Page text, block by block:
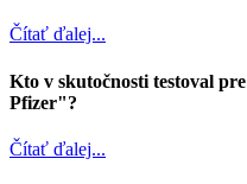
Čítať ďalej...
Kto v skutočnosti testoval
Pfizer"?
Čítať ďalej...